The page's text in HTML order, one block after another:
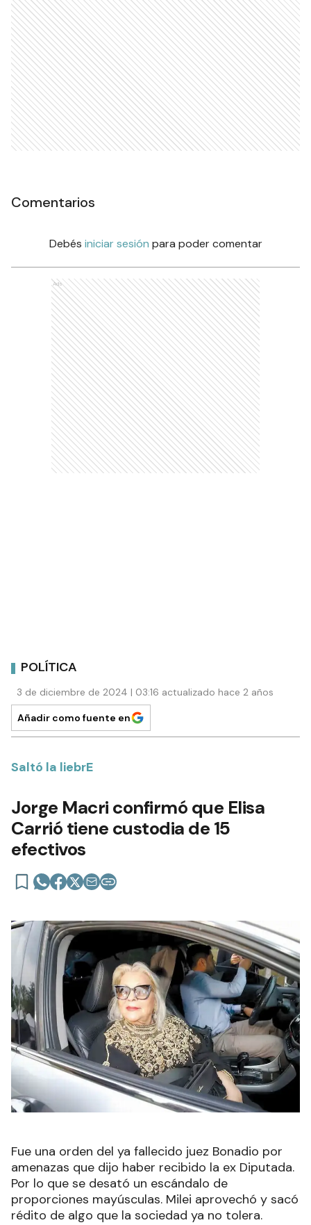
Comentarios
Debés iniciar sesión para poder comentar
Ads
POLÍTICA
3 de diciembre de 2024 | 03:16 actualizado hace 2 años
Añadir como fuente en
Saltó la liebrE
Jorge Macri confirmó que Elisa
Carrió tiene custodia de 15
efectivos
Fue una orden del ya fallecido juez Bonadio por
amenazas que dijo haber recibido la ex Diputada.
Por lo que se desató un escándalo de
proporciones mayúsculas. Milei aprovechó y sacó
rédito de algo que la sociedad ya no tolera.